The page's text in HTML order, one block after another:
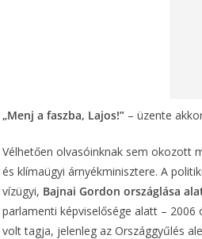
„Menj a faszba, Lajos!” – üzente
Vélhetően olvasóinknak sem okozott
és klímaügyi árnyékminisztere. A
vízügyi, Bajnai Gordon országlása
parlamenti képviselősége alatt –
volt tagja, jelenleg az Országgyűlés